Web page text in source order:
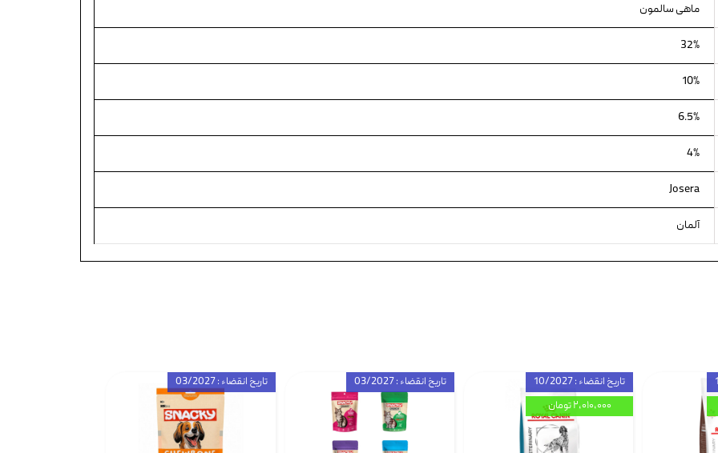
ماهی سالمون
32%
10%
6.5%
4%
Josera
آلمان
تاریخ انقضاء : 03/2027 تاریخ انقضاء : 03/2027
تاریخ انقضاء : 10/2027
۲,۰۱۰,۰۰۰ تومان